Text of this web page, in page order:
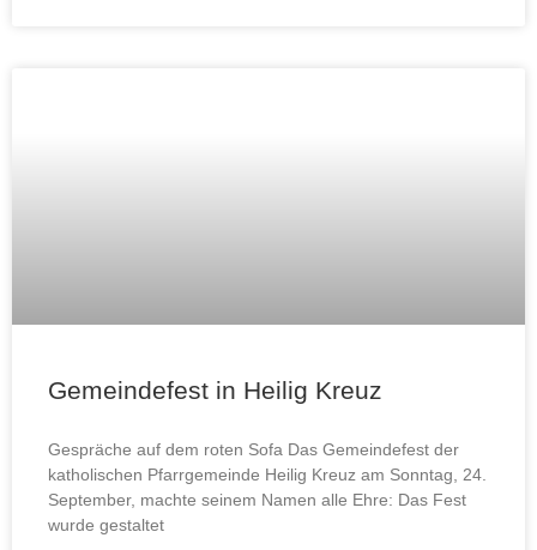
Gemeindefest in Heilig Kreuz
Gespräche auf dem roten Sofa Das Gemeindefest der
katholischen Pfarrgemeinde Heilig Kreuz am Sonntag, 24.
September, machte seinem Namen alle Ehre: Das Fest
wurde gestaltet